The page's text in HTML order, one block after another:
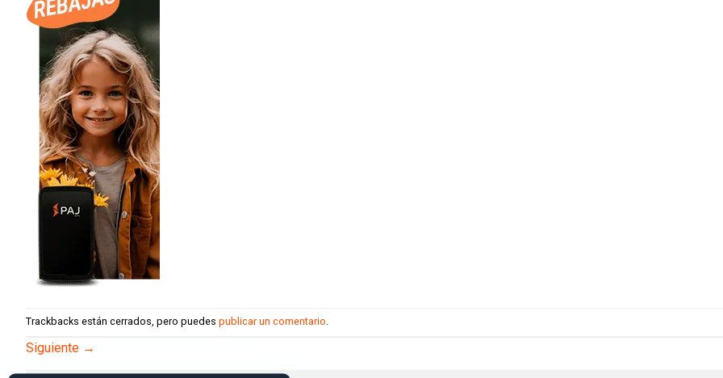
Trackbacks están cerrados, pero puedes publicar un comentario
Siguiente →